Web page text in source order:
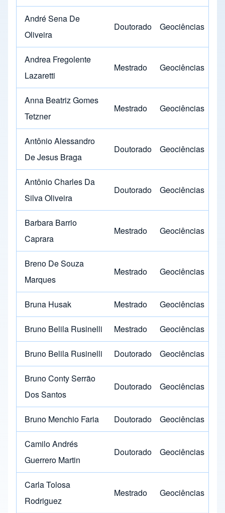
André Sena De
Oliveira
Doutorado Geociências
Andrea Fregolente
Lazaretti
Mestrado Geociências
Anna Beatriz Gomes
Tetzner
Mestrado Geociências
Antônio Alessandro
De Jesus Braga
Doutorado Geociências
Antônio Charles Da
Silva Oliveira
Doutorado Geociências
Barbara Barrio
Caprara
Mestrado Geociências
Breno De Souza
Marques
Mestrado Geociências
Bruna Husak Mestrado Geociências
Bruno Belila Rusinelli Mestrado Geociências
Bruno Belila Rusinelli Doutorado Geociências
Bruno Conty Serrão
Dos Santos
Doutorado Geociências
Bruno Menchio Faria Doutorado Geociências
Camilo Andrés
Guerrero Martin
Doutorado Geociências
Carla Tolosa
Rodriguez
Mestrado Geociências